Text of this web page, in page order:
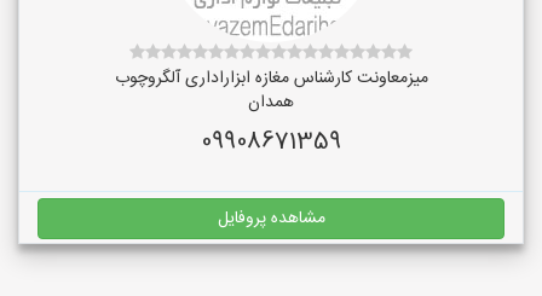
میزمعاونت کارشناس مغازه ابزاراداری آلگروچوب
همدان
09908671359
مشاهده پروفایل